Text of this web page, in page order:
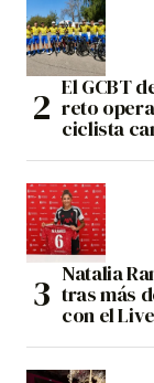
El GCBT
reto
ciclista
Natalia
tras más
con el